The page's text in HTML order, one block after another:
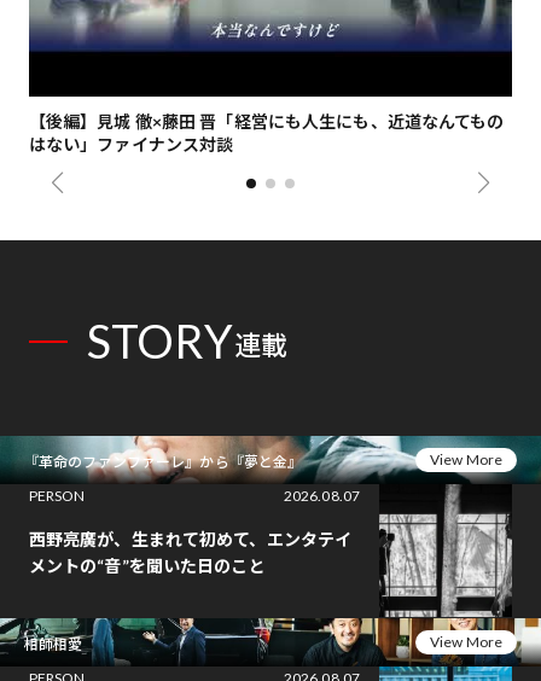
【後編】見城 徹×藤田 晋「経営にも人生にも、近道なんてもの
はない」ファイナンス対談
STORY連載
『革命のファンファーレ』から『夢と金』
View More
PERSON
2026.08.07
西野亮廣が、生まれて初めて、エンタテイ
メントの“音”を聞いた日のこと
相師相愛
View More